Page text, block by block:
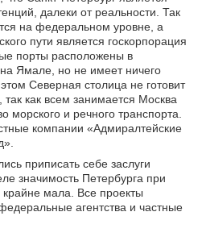
далеки от реальности. Так
на федеральном уровне, а
пути является госкорпорация
порты расположены в
Ямале, но не имеет ничего
Северная столица не готовит
как всем занимается Москва
морского и речного транспорта.
компании «Адмиралтейские
приписать себе заслуги
значимость Петербурга при
мала. Все проекты
агентства и частные